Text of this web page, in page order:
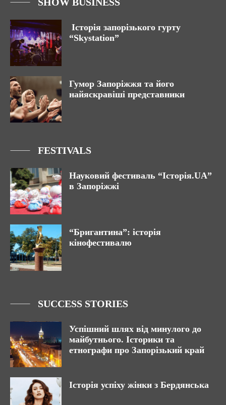
SHOW BUSINESS
Історія запорізького гурту
“Skystation”
Гумор Запоріжжя та його
найяскравіші представники
FESTIVALS
Науковий фестиваль “Історія.UA”
в Запоріжжі
“Бригантина”: історія
кінофестивалю
SUCCESS STORIES
Успішний шлях від минулого до
майбутнього. Історики та
етнографи про Запорізький край
Історія успіху жінки з Бердянська